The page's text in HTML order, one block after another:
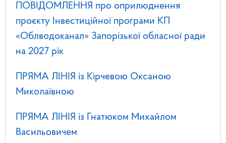
ПОВІДОМЛЕННЯ про оприлюднення
проєкту Інвестиційної програми КП
«Облводоканал» Запорізької обласної ради
на 2027 рік
ПРЯМА ЛІНІЯ із Кірчевою Оксаною
Миколаївною
ПРЯМА ЛІНІЯ із Гнатюком Михайлом
Васильовичем